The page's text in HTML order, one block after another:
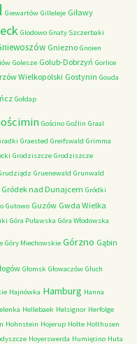
Giewartów Gilleleje Giławy
Glodowo Gnaty Szczerbaki
Gniezno Gnoien
Golesze Golub-Dobrzyń Gorlice
Wielkopolski Gostynin Gouda
Gołdap
Gościno Goźlin Graal
Graested Greifswald Grimma
Grodziszcze Grodziszcze
Gruenewald Grunwald
Gródek nad Dunajcem Gródki
Gutowo Guzów Gwda Wielka
Góra Puławska Góra Włodowska
Góry Miechowskie Górzno Gąbin
Głomsk Głowaczów Głuch
Hajnówka Hamburg Hanna
Hellebaek Helsignor Herfolge
Hohnstein Hojerup Holte Holthusen
Hoyerswerda Humięcino Huta